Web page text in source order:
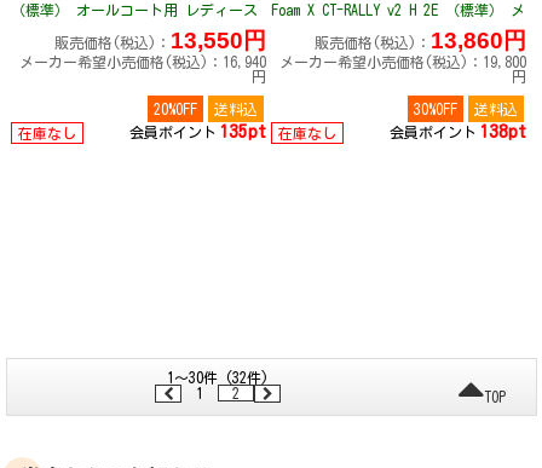
（標準） オールコート用 レディース
販売価格(税込)： 13,550円
メーカー希望小売価格(税込)：16,940
円
20%OFF
送料込
在庫なし
会員ポイント 135pt
Foam X CT-RALLY v2 H 2E （標準） メ
販売価格(税込)： 13,860円
メーカー希望小売価格(税込)：19,800
円
30%OFF
送料込
在庫なし
会員ポイント 138pt
1～30件 (32件)
1
2 TOP